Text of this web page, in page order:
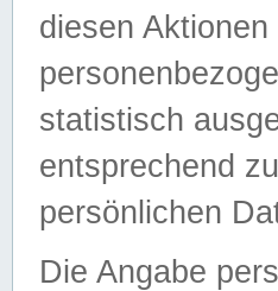
diesen
statistisch
entsprechend
persönlichen
Die Angabe